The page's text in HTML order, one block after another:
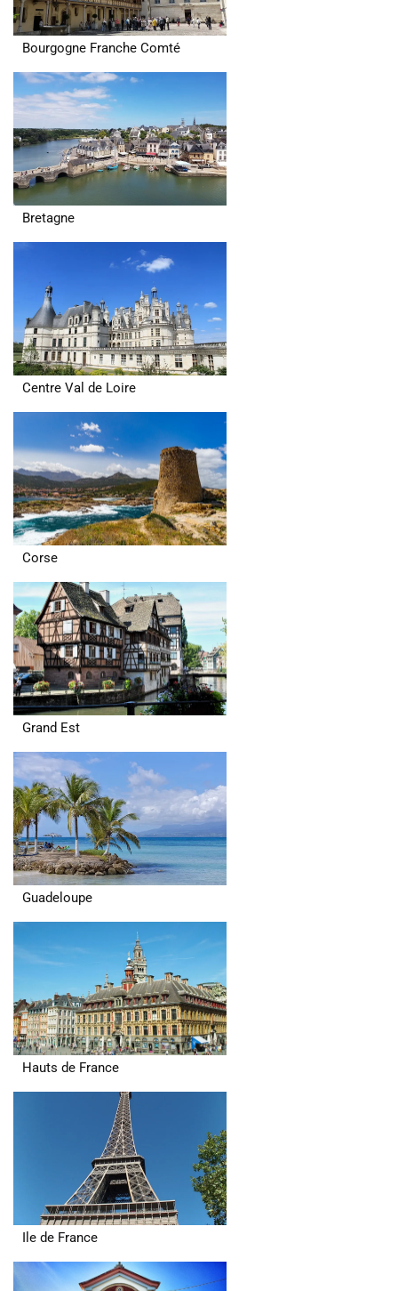
Bourgogne Franche Comté
Bretagne
Centre Val de Loire
Corse
Grand Est
Guadeloupe
Hauts de France
Ile de France